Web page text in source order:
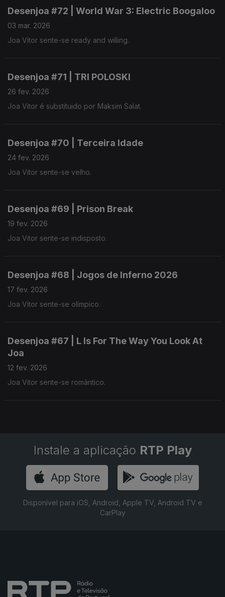
Desenjoa #72 | World War 3: Electric Boogaloo
03 mar. 2026
Joa Vitor sente-se ready and willing.
Desenjoa #71 | TRI POLOSKI
26 fev. 2026
Joa Vitor é substituido por Maksim Salat.
Desenjoa #70 | Terceira Idade
24 fev. 2026
Joa Vitor sente-se velho.
Desenjoa #69 | Prison Break
19 fev. 2026
Joa Vitor sente-se indisposto.
Desenjoa #68 | Jogos de Inferno 2026
17 fev. 2026
Joa Vitor sente-se olímpico.
Desenjoa #67 | L Is For The Way You Look At
Joa
12 fev. 2026
Joa Vitor sente-se romântico.
Instale a aplicação RTP Play
Disponível para iOS, Android, Apple TV, Android TV e
CarPlay